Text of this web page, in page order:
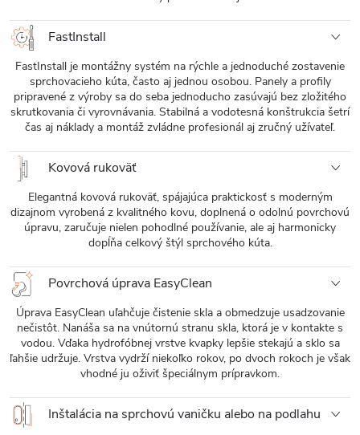
FastInstall
FastInstall je montážny systém na rýchle a jednoduché zostavenie
sprchovacieho kúta, často aj jednou osobou. Panely a profily
pripravené z výroby sa do seba jednoducho zasúvajú bez zložitého
skrutkovania či vyrovnávania. Stabilná a vodotesná konštrukcia šetrí
čas aj náklady a montáž zvládne profesionál aj zručný užívateľ.
Kovová rukoväť
Elegantná kovová rukoväť, spájajúca praktickosť s moderným
dizajnom vyrobená z kvalitného kovu, doplnená o odolnú povrchovú
úpravu, zaručuje nielen pohodlné používanie, ale aj harmonicky
dopĺňa celkový štýl sprchového kúta.
Povrchová úprava EasyClean
Úprava EasyClean uľahčuje čistenie skla a obmedzuje usadzovanie
nečistôt. Nanáša sa na vnútornú stranu skla, ktorá je v kontakte s
vodou. Vďaka hydrofóbnej vrstve kvapky lepšie stekajú a sklo sa
ľahšie udržuje. Vrstva vydrží niekoľko rokov, po dvoch rokoch je však
vhodné ju oživiť špeciálnym prípravkom.
Inštalácia na sprchovú vaničku alebo na podlahu